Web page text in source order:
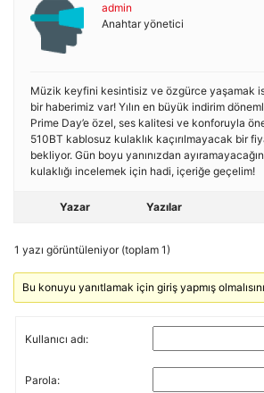
admin
Anahtar yönetici
Müzik keyfini kesintisiz ve özgürce yaşamak
bir haberimiz var! Yılın en büyük indirim
Prime Day’e özel, ses kalitesi ve konforuyla
510BT kablosuz kulaklık kaçırılmayacak bir
bekliyor. Gün boyu yanınızdan
kulaklığı incelemek için hadi, içeriğe geçelim!
Yazar Yazılar
1 yazı görüntüleniyor (toplam 1)
Bu konuyu yanıtlamak için giriş yapmış
Kullanıcı adı:
Parola: